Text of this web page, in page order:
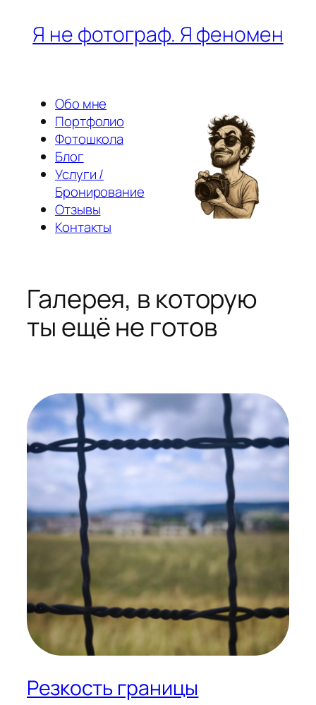
ПерейтиЯ не фотограф. Я феномен
Обо мне
Портфолио
Фотошкола
Блог
Услуги /
Бронирование
Отзывы
Контакты
Галерея, в которую
ты ещё не готов
Резкость границы